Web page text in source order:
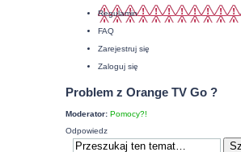
Regulamin
FAQ
Zarejestruj się
Zaloguj się
Problem z Orange TV Go ?
Moderator: Pomocy?!
Odpowiedz